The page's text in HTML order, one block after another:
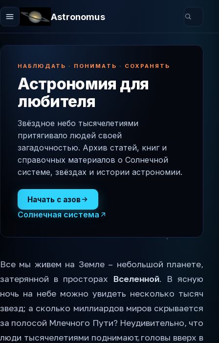
Astronomus
НАБЛЮДАТЬ · ПОНИМАТЬ · СОХРАНЯТЬ
Астрономия для
любителя
Звёздное небо тысячелетиями
притягивало людей своей
загадочностью. Архив статей, книг и
справочных материалов о Солнечной
системе, звёздах и истории астрономии.
Начать с азов
Солнечная система
Все мы живем на Земле – небольшой планете,
затерянной в просторах Вселенной. В ясную
ночь на небе можно увидеть несколько тысяч
звезд; а сколько миллиардов миров скрывается
за полосой Млечного Пути? Неудивительно, что
люди тысячелетиями поднимают головы вверх в